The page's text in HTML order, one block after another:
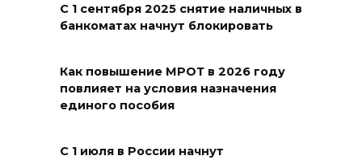
горела трава
В Таганроге горел склад на
250 «квадратах»
С 1 сентября 2025 снятие наличных в
банкоматах начнут блокировать
Как повышение МРОТ в 2026 году
повлияет на условия назначения
единого пособия
С 1 июля в России начнут